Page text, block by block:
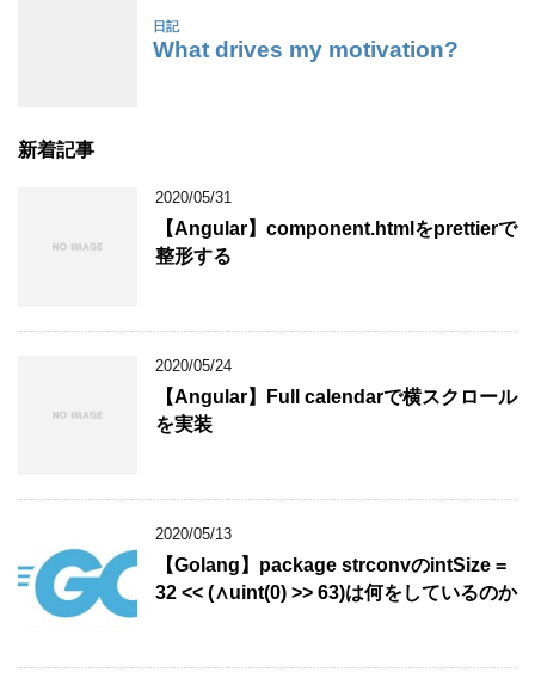
新着記事
2020/05/31
【Angular】component.htmlをprettierで
整形する
2020/05/24
【Angular】Full calendarで横スクロール
を実装
2020/05/13
【Golang】package strconvのintSize =
32 << (∧uint(0) >> 63)は何をしているのか